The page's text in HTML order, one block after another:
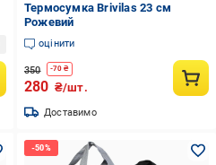
Термосумка Brivilas 23 см
Рожевий
оцінити
350 -70 ₴
280 ₴/шт.
Доставимо